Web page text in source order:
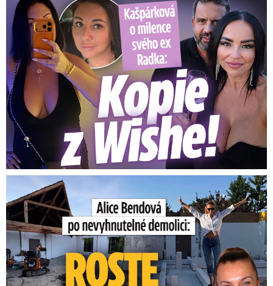
Kašpárková o milence svého ex Radka: Kopie z Wishe!
Bendová po nevyhnutelné demolici: Takhle roste nový dům